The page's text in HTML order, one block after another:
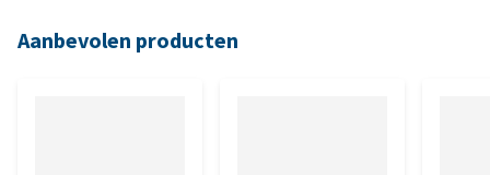
Aanbevolen producten